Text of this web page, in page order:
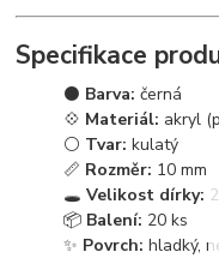
Specifikace
⚫ Barva: černá
💠 Materiál: akryl
⚪ Tvar: kulatý
📏 Rozměr: 10 mm
🕳️Velikost dírky:
📦 Balení: 20 ks
✨ Povrch: hladký,